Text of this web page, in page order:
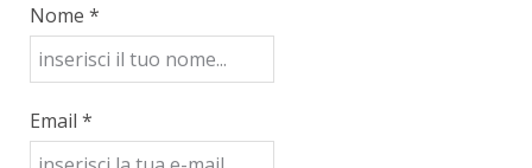
Nome *
Email *